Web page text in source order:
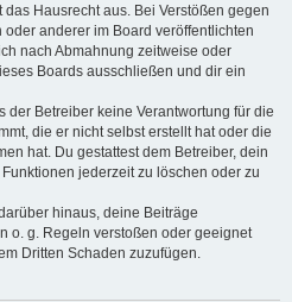
Hausrecht aus. Bei Verstößen gegen
anderer im Board veröffentlichten
nach Abmahnung zeitweise oder
Boards ausschließen und dir ein
der Betreiber keine Verantwortung für die
die er nicht selbst erstellt hat oder die
hat. Du gestattest dem Betreiber, dein
jederzeit zu löschen oder zu
hinaus, deine Beiträge
o. g. Regeln verstoßen oder geeignet
Dritten Schaden zuzufügen.